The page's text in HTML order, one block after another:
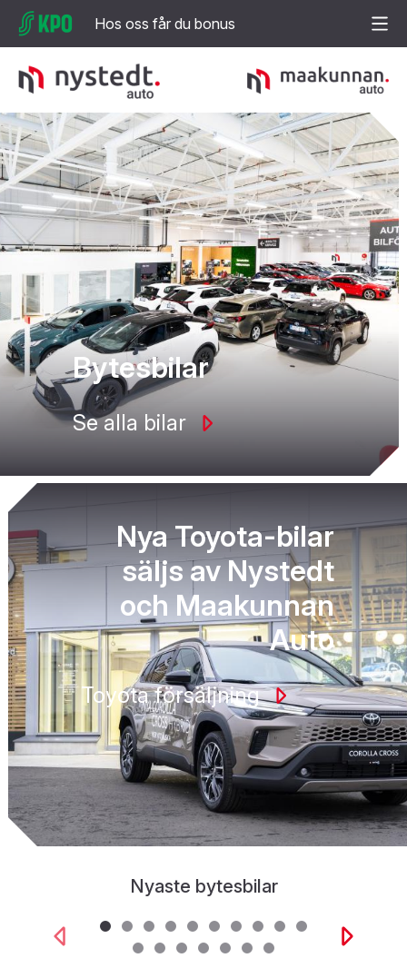
Hos oss får du bonus
Bytesbilar
Se alla bilar
Nya Toyota-bilar
säljs av Nystedt
och Maakunnan
Auto
Toyota försäljning
Nyaste bytesbilar